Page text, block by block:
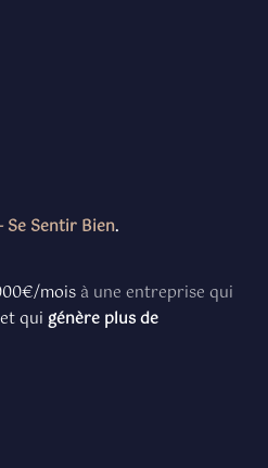
Se Sentir Bien.
mois à une entreprise qui
et qui génère plus de